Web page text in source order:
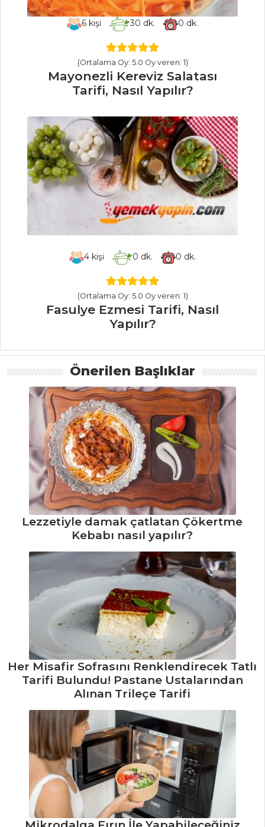
Patates Tarifi, Nasıl
Yapılır?
Nasıl Yapılır?
Hamur İşleri Tüm
PILAV VE
MAKARNA
Enginarlı ve
Bezelyeli Pirinç
Pilavı Tarifi, Nasıl
Tulum Peynirli
Arpa Şehriye Pilavı
Tarifi, Nasıl Yapılır?
Brokolili Bulgur
Pilavı Tarifi, Nasıl
Pilav ve Makarna
Tüm Tarifleri
İÇECEKLER
Kızılcık Şerbeti
Tarifi, Nasıl Yapılır?
Naneli Limon
Şerbeti Tarifi, Nasıl
Yapılır?
Zerdeçallı Ayran
Tarifi, Nasıl Yapılır?
İçecekler Tüm
Tarifleri
ET YEMEKLERI
Domates Soslu
Sarma Lazanya
Tarifi, Nasıl Yapılır?
Etli Ekşili Pırasa
Sarması Tarifi, Nasıl
Yapılır?
Fırında Kuzu
Gerdan Tarifi, Nasıl
Yapılır?
Et Yemekleri Tüm
Tarifleri
6 kişi 30 dk. 0 dk.
(Ortalama Oy: 5.0 Oy veren: 1)
Mayonezli Kereviz Salatası
Tarifi, Nasıl Yapılır?
4kişi 0 dk. 0 dk.
(Ortalama Oy: 5.0 Oy veren: 1)
Fasulye Ezmesi Tarifi, Nasıl
Yapılır?
Önerilen Başlıklar
Lezzetiyle damak çatlatan Çökertme
Kebabı nasıl yapılır?
Her Misafir Sofrasını Renklendirecek Tatlı
Tarifi Bulundu! Pastane Ustalarından
Alınan Trileçe Tarifi